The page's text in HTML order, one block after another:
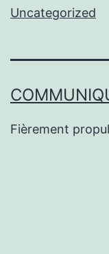
Uncategorized
Fièrement